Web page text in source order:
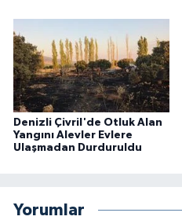
Denizli Çivril'de Otluk Alan
Yangını Alevler Evlere
Ulaşmadan Durduruldu
Yorumlar